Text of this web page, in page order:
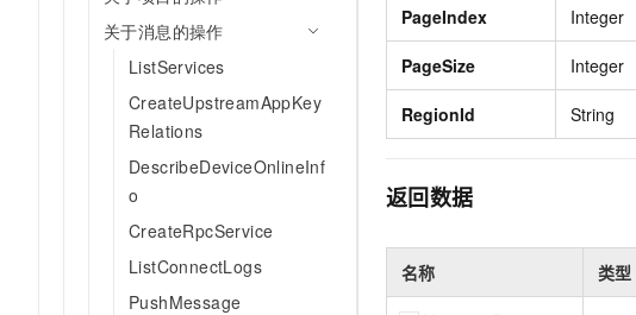
关于消息的操作
ListServices
CreateUpstreamAppKey
Relations
DescribeDeviceOnlineInf
o
CreateRpcService
ListConnectLogs
PushMessage
PageIndex Integer
PageSize Integer
RegionId String
返回数据
名称 类型
大模型解决方案
快速部署 Dify，高效搭建 AI 应用
依托云原生高可用架构,实现Dify私有化部署
Serverless
迁移与运维管理